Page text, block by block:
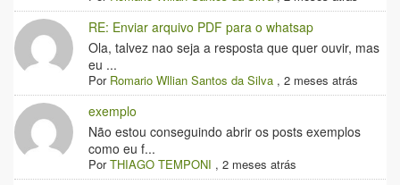
RE: Enviar arquivo PDF para o whatsap
Ola, talvez nao seja a resposta que quer ouvir, mas
eu ...
Por Romario Wllian Santos da Silva ,2 meses atrás
exemplo
Não estou conseguindo abrir os posts exemplos
como eu f...
PorTHIAGO TEMPONI ,2 meses atrás